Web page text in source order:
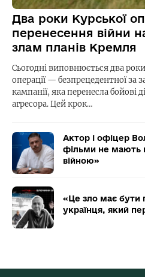
Два роки Курської
перенесення війни
злам планів Кремля
Сьогодні виповнюється два
операції — безпрецедентної за
кампанії, яка перенесла бойові
агресора. Цей крок…
Актор і офіцер
фільми не мають
війною»
«Це зло має бути
українця, який